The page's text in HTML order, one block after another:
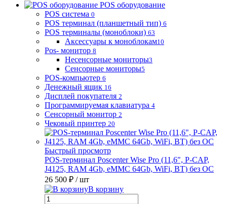
POS оборудование
POS система 0
POS терминал (планшетный тип) 6
POS терминалы (моноблоки) 63
Аксессуары к моноблокам10
Pos- монитор 8
Несенсорные мониторы3
Сенсорные мониторы5
POS-компьютер 6
Денежный ящик 16
Дисплей покупателя 2
Программируемая клавиатура 4
Сенсорный монитор 2
Чековый принтер 20
Быстрый просмотр
POS-терминал Poscenter Wise Pro (11,6", P-CAP,
J4125, RAM 4Gb, eMMC 64Gb, WiFi, BT) без ОС
26 500 ₽ / шт
В корзину